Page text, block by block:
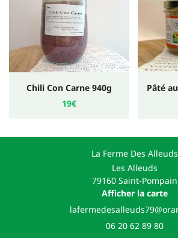
Chili Con Carne 940g
19€
La Ferme Des Alleuds
Les Alleuds
79160 Saint-Pompain
Afficher la carte
06 20 62 89 80